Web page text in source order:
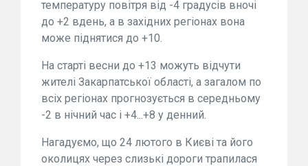
температуру повітря від -4 градусів вночі
до +2 вдень, а в західних регіонах вона
може піднятися до +10.
На старті весни до +13 можуть відчути
жителі Закарпатської області, а загалом по
всіх регіонах прогнозується в середньому
-2 в нічний час і +4...+8 у денний.
Нагадуємо, що 24 лютого в Києві та його
околицях через слизькі дороги трапилася